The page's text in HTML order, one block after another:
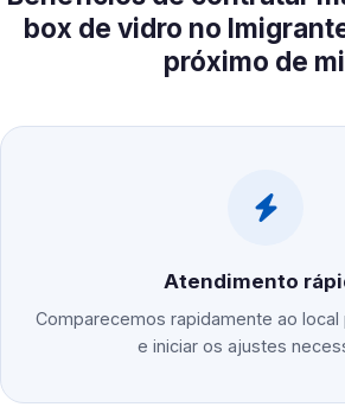
box de vidro no
próximo de
Atendimento
Comparecemos rapidamente ao local
e iniciar os ajustes